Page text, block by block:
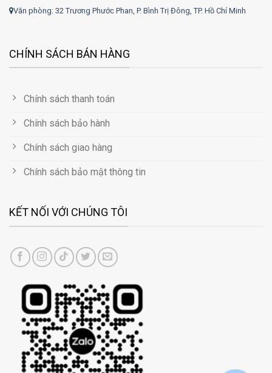
Văn phòng: 32 Trương Phước Phan, P. Bình Trị Đông, TP. Hồ Chí Minh
CHÍNH SÁCH BÁN HÀNG
Chính sách thanh toán
Chính sách bảo hành
Chính sách giao hàng
Chính sách bảo mật thông tin
KẾT NỐI VỚI CHÚNG TÔI